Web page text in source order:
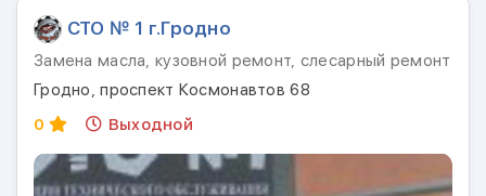
СТО № 1 г.Гродно
Замена масла, кузовной ремонт, слесарный ремонт
Гродно, проспект Космонавтов 68
0
Выходной